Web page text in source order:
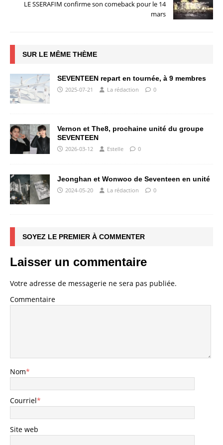
LE SSERAFIM confirme son comeback pour le 14
mars
SUR LE MÊME THÈME
SEVENTEEN repart en tournée, à 9 membres
2025-07-21 La rédaction 0
Vernon et The8, prochaine unité du groupe
SEVENTEEN
2026-03-12 Estelle 0
Jeonghan et Wonwoo de Seventeen en unité
2024-05-20 La rédaction 0
SOYEZ LE PREMIER À COMMENTER
Laisser un commentaire
Votre adresse de messagerie ne sera pas publiée.
Commentaire
Nom*
Courriel*
Site web